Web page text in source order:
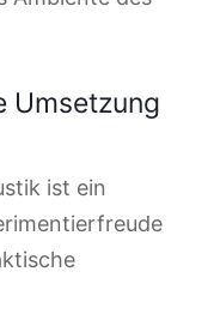
Umsetzung
ist ein